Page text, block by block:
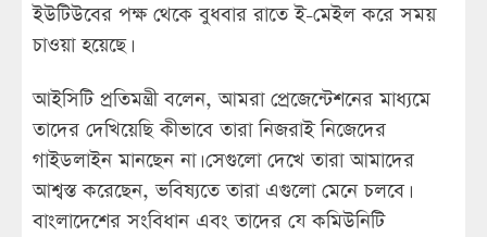
ইউটিউবের পক্ষ থেকে বুধবার রাতে ই-মেইল করে সময়
চাওয়া হয়েছে।
আইসিটি প্রতিমন্ত্রী বলেন, আমরা প্রেজেন্টেশনের মাধ্যমে
তাদের দেখিয়েছি কীভাবে তারা নিজরাই নিজেদের
গাইডলাইন মানছেন না। সেগুলো দেখে তারা আমাদের
আশ্বস্ত করেছেন, ভবিষ্যতে তারা এগুলো মেনে চলবে।
বাংলাদেশের সংবিধান এবং তাদের যে কমিউনিটি